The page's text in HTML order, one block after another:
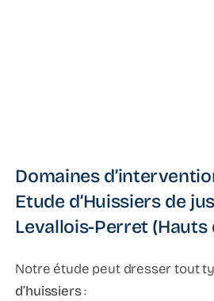
Domaines
Etude d’Huissiers de
Levallois-Perret (Hauts
Notre étude peut dresser tout
d’huissiers: